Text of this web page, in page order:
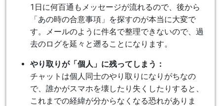
1日に何百通もメッセージが流れるので、後から
「あの時の合意事項」を探すのが本当に大変で
す。メールのように件名で整理できないので、過
去のログを延々と遡ることになります。
やり取りが「個人」に残ってしまう：
チャットは個人同士のやり取りになりがちなの
で、誰かがスマホを壊したり失くしたりすると、
これまでの経緯が分からなくなる恐れがありま